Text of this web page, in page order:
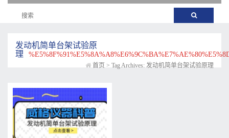
发动机简单台架试验原
理
首页 > Tag Archives: 发动机简单台架试验原理